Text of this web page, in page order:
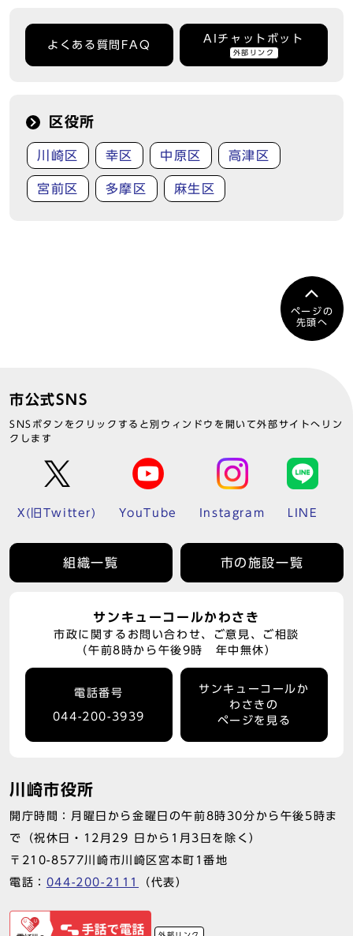
よくある質問FAQ
AIチャットボット
外部リンク
区役所
川崎区 幸区 中原区 高津区
宮前区 多摩区 麻生区
ページの
先頭へ
市公式SNS
SNSボタンをクリックすると別ウィンドウを開いて外部サイトへリン
クします
X(旧Twitter) YouTube Instagram LINE
組織一覧 市の施設一覧
サンキューコールかわさき
市政に関するお問い合わせ、ご意見、ご相談
（午前8時から午後9時 年中無休）
電話番号
044-200-3939
サンキューコールか
わさきの
ページを見る
川崎市役所
開庁時間：月曜日から金曜日の午前8時30分から午後5時ま
で（祝休日・12月29 日から1月3日を除く）
〒210-8577川崎市川崎区宮本町1番地
電話： 044-200-2111 （代表）